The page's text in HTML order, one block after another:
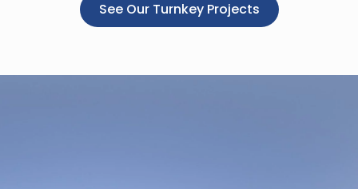
See Our Turnkey Projects